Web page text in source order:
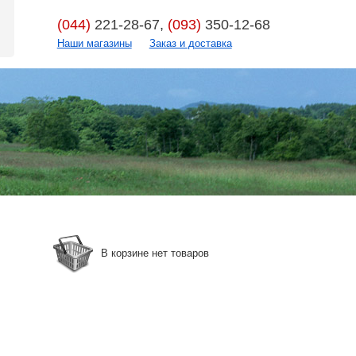
(044) 221-28-67, (093) 350-12-68
Наши магазины Заказ и доставка
В корзине нет товаров